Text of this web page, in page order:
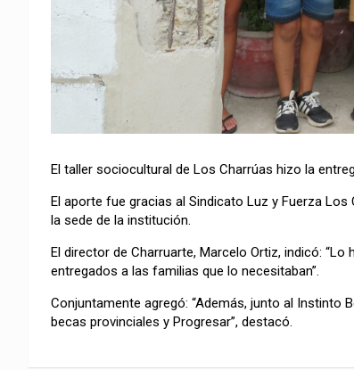
El taller sociocultural de Los Charrúas hizo la
El aporte fue gracias al Sindicato Luz y Fuerza
la sede de la institución.
El director de Charruarte, Marcelo Ortiz, indicó:
entregados a las familias que lo necesitaban”.
Conjuntamente agregó: “Además, junto al Instinto
becas provinciales y Progresar”, destacó.